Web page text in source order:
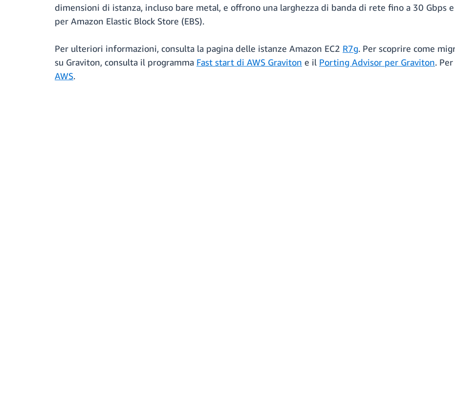
dimensioni di istanza, incluso bare metal, e offrono una larghezza di banda di rete fino a 30 Gbps
per Amazon Elastic Block Store (EBS).
Per ulteriori informazioni, consulta la pagina delle istanze Amazon EC2 R7g. Per scoprire come
su Graviton, consulta il programma Fast start di AWS Graviton e il Porting Advisor per Graviton.
AWS.